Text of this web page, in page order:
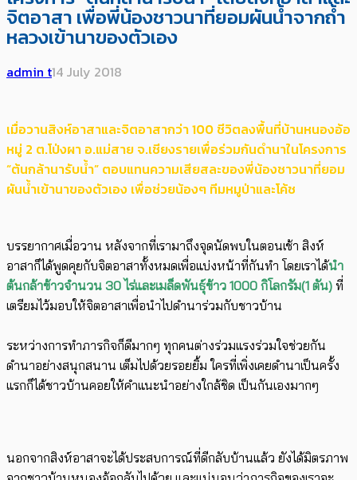
จิตอาสา เพื่อพี่น้องชาวนาที่ยอมผันน้ำจากถ้ำ
หลวงเข้านาของตัวเอง
admin t14 July 2018
เมื่อวานสิงห์อาสาและจิตอาสากว่า 100 ชีวิตลงพื้นที่บ้านหนองอ้อ
หมู่ 2 ต.โป่งผา อ.แม่สาย จ.เชียงรายเพื่อร่วมกันดำนาในโครงการ
“ต้นกล้านารับน้ำ” ตอบแทนความเสียสละของพี่น้องชาวนาที่ยอม
ผันน้ำเข้านาของตัวเอง เพื่อช่วยน้องๆ ทีมหมูป่าและโค้ช
บรรยากาศเมื่อวาน หลังจากที่เรามาถึงจุดนัดพบในตอนเช้า สิงห์
อาสาก็ได้พูดคุยกับจิตอาสาทั้งหมดเพื่อแบ่งหน้าที่กันทำ โดยเราได้นำ
ต้นกล้าข้าวจำนวน 30 ไร่และเมล็ดพันธุ์ข้าว 1000 กิโลกรัม(1 ตัน) ที่
เตรียมไว้มอบให้จิตอาสาเพื่อนำไปดำนาร่วมกับชาวบ้าน
ระหว่างการทำภารกิจก็ดีมากๆ ทุกคนต่างร่วมแรงร่วมใจช่วยกัน
ดำนาอย่างสนุกสนาน เต็มไปด้วยรอยยิ้ม ใครที่เพิ่งเคยดำนาเป็นครั้ง
แรกก็ได้ชาวบ้านคอยให้คำแนะนำอย่างใกล้ชิด เป็นกันเองมากๆ
นอกจากสิงห์อาสาจะได้ประสบการณ์ที่ดีกลับบ้านแล้ว ยังได้มิตรภาพ